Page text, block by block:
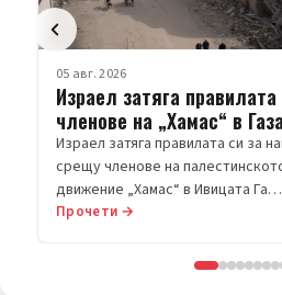
05 авг. 2026
Израел затяга
членове на „Хамас“ в Газа
Израел затяга правилата си за
срещу членове на
движение „Хамас“ в Ивицата Га…
Прочети →